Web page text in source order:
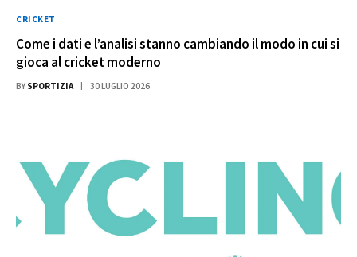
CRICKET
Come i dati e l’analisi stanno cambiando il modo in cui si
gioca al cricket moderno
BY SPORTIZIA 30 LUGLIO 2026